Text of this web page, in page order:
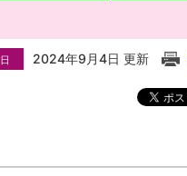
2024年9月4日 更新